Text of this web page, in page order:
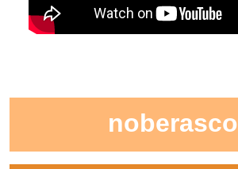
noberasco